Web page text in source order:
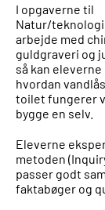
I opgaverne til
Natur/teknologi
arbejde med
guldgraveri og
så kan
hvordan
toilet fungerer
bygge en selv.
Eleverne
metoden
passer godt
faktabøger og